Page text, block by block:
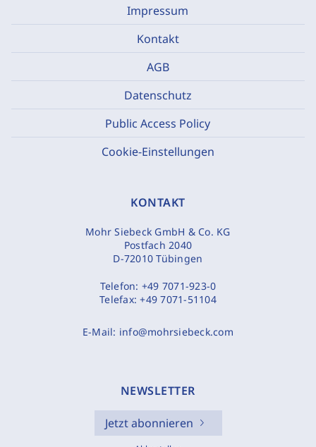
Impressum
Kontakt
AGB
Datenschutz
Public Access Policy
Cookie-Einstellungen
KONTAKT
Mohr Siebeck GmbH & Co. KG
Postfach 2040
D-72010 Tübingen
Telefon: +49 7071-923-0
Telefax:+49 7071-51104
E-Mail: info@mohrsiebeck.com
NEWSLETTER
Jetzt abonnieren